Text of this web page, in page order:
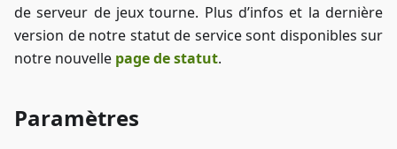
de serveur de jeux tourne. Plus d’infos et la dernière
version de notre statut de service sont disponibles sur
notre nouvelle page de statut.
Paramètres